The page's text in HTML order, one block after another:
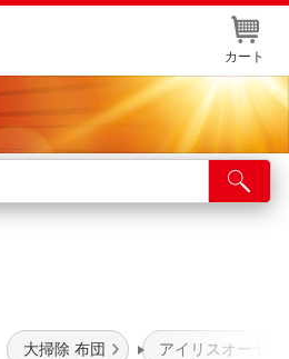
カート
大掃除 布団 アイリスオーヤ